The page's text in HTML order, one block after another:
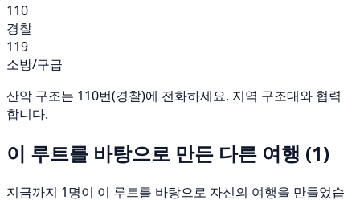
110
경찰
119
소방/구급
산악 구조는 110번(경찰)에 전화하세요. 지역 구조대와 협력
합니다.
이 루트를 바탕으로 만든 다른 여행 (1)
지금까지 1명이 이 루트를 바탕으로 자신의 여행을 만들었습